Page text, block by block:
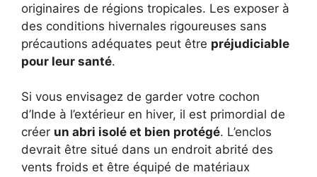
originaires de régions tropicales. Les exposer à
des conditions hivernales rigoureuses sans
précautions adéquates peut être préjudiciable
pour leur santé.
Si vous envisagez de garder votre cochon
d’Inde à l’extérieur en hiver, il est primordial de
créer un abri isolé et bien protégé. L’enclos
devrait être situé dans un endroit abrité des
vents froids et être équipé de matériaux